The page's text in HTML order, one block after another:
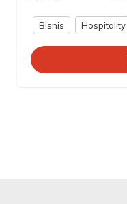
Bisnis Hospitality